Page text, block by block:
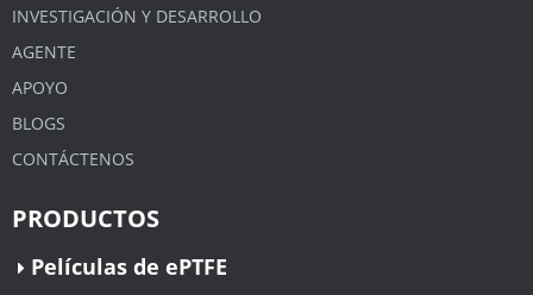
INVESTIGACIÓN Y DESARROLLO
AGENTE
APOYO
BLOGS
CONTÁCTENOS
PRODUCTOS
Películas de ePTFE